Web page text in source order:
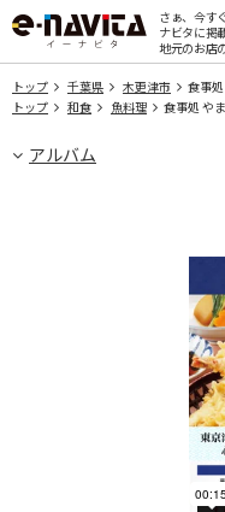
さぁ、今す
ナビタに掲
地元のお店
トップ 千葉県 木更津市
食事
トップ
和食 魚料理 食事処 や
アルバム